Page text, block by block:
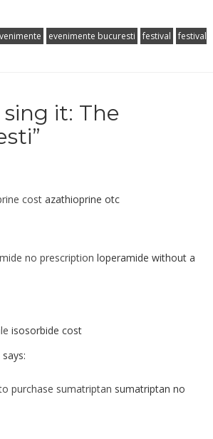
evenimente bucuresti festival
festival
it: The
”
cost azathioprine otc
no prescription loperamide without a
isosorbide cost
says:
purchase sumatriptan sumatriptan no